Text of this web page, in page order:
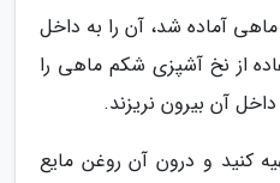
آماده شد، آن را به داخل
از نخ آشپزی شکم ماهی را
آن بیرون نریزند.
کنید و درون آن روغن مایع